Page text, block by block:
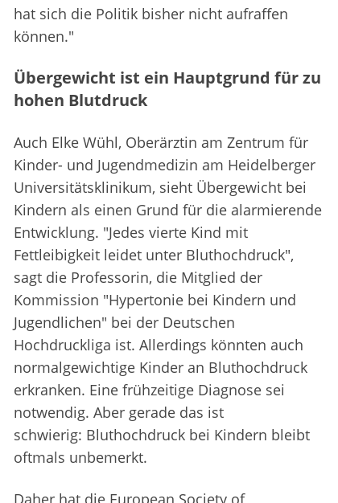
hat sich die Politik bisher nicht aufraffen
können."
Übergewicht ist ein Hauptgrund für zu
hohen Blutdruck
Auch Elke Wühl, Oberärztin am Zentrum für
Kinder- und Jugendmedizin am Heidelberger
Universitätsklinikum, sieht Übergewicht bei
Kindern als einen Grund für die alarmierende
Entwicklung. "Jedes vierte Kind mit
Fettleibigkeit leidet unter Bluthochdruck",
sagt die Professorin, die Mitglied der
Kommission "Hypertonie bei Kindern und
Jugendlichen" bei der Deutschen
Hochdruckliga ist. Allerdings könnten auch
normalgewichtige Kinder an Bluthochdruck
erkranken. Eine frühzeitige Diagnose sei
notwendig. Aber gerade das ist
schwierig: Bluthochdruck bei Kindern bleibt
oftmals unbemerkt.